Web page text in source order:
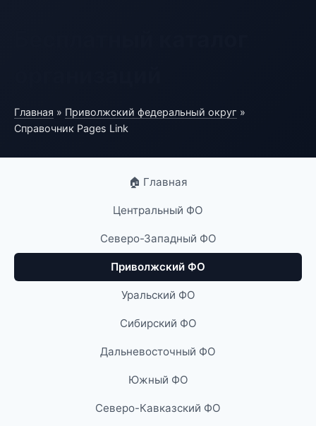
Главная » Приволжский федеральный округ »
Справочник Pages Link
🏠 Главная
Центральный ФО
Северо-Западный ФО
Приволжский ФО
Уральский ФО
Сибирский ФО
Дальневосточный ФО
Южный ФО
Северо-Кавказский ФО